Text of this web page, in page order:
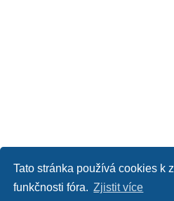
Tato stránka používá cookies k
funkčnosti fóra. Zjistit více
Obsah fóra